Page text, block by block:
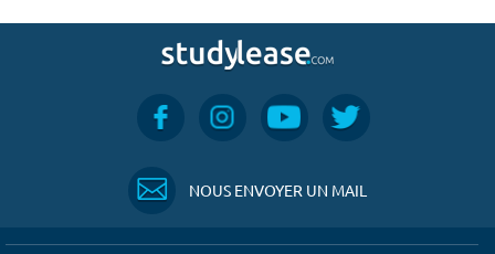
NOUS ENVOYER UN MAIL